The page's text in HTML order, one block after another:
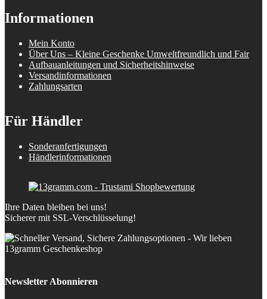
Informationen
Mein Konto
Über Uns – Kleine Geschenke Umweltfreundlich und Fair
Aufbauanleitungen und Sicherheitshinweise
Versandinformationen
Zahlungsarten
Für Händler
Sonderanfertigungen
Händlerinformationen
Ihre Daten bleiben bei uns!
Sicherer mit SSL-Verschlüsselung!
Newsletter Abonnieren